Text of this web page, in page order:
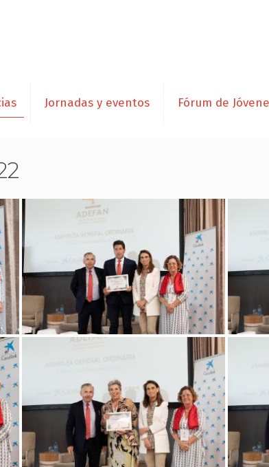
Jornadas y eventos Fórum de